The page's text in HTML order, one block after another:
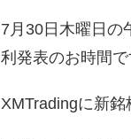
7月30日木曜日の
利発表のお時間で
XMTradingに新